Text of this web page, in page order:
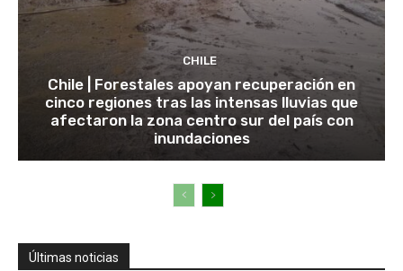
CHILE
Chile | Forestales apoyan recuperación en
cinco regiones tras las intensas lluvias que
afectaron la zona centro sur del país con
inundaciones
Últimas noticias